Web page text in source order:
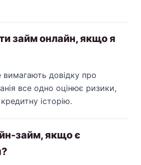
займ онлайн, якщо я
довідку про
все одно оцінює ризики,
історію.
займ, якщо є